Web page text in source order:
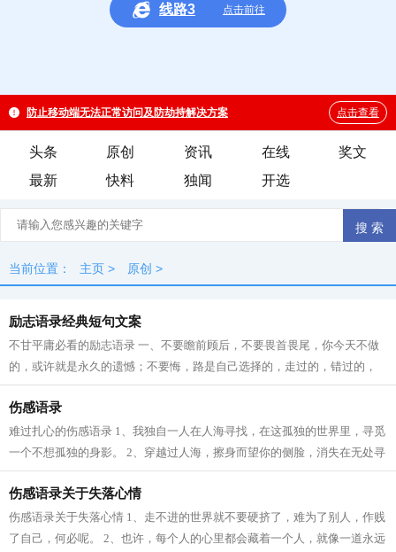
头条 原创 资讯 在线
奖文
最新
快料 独闻 开选
当前位置： 主页 > 原创 >
励志语录经典短句文案
不甘平庸必看的励志语录 一、不要瞻前顾后，不要畏首畏尾，你今天不做
的，或许就是永久的遗憾；不要悔，路是自己选择的，走过的，错过的，
都是自己的情愿。生命的路上，耐心，...
伤感语录
难过扎心的伤感语录 1、我独自一人在人海寻找，在这孤独的世界里，寻觅
一个不想孤独的身影。 2、穿越过人海，擦身而望你的侧脸，消失在无处寻
觅的人群里，是否转身，残留的记忆...
伤感语录关于失落心情
伤感语录关于失落心情 1、走不进的世界就不要硬挤了，难为了别人，作贱
了自己，何必呢。 2、也许，每个人的心里都会藏着一个人，就像一道永远